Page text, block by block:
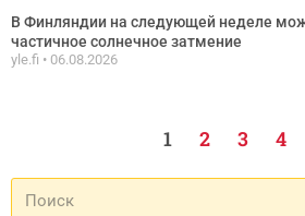
В Финляндии на следующей неделе
частичное солнечное затмение
yle.fi 06.08.2026
1 2 3 4